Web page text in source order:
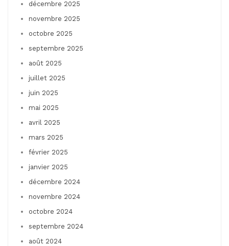
décembre 2025
novembre 2025
octobre 2025
septembre 2025
août 2025
juillet 2025
juin 2025
mai 2025
avril 2025
mars 2025
février 2025
janvier 2025
décembre 2024
novembre 2024
octobre 2024
septembre 2024
août 2024